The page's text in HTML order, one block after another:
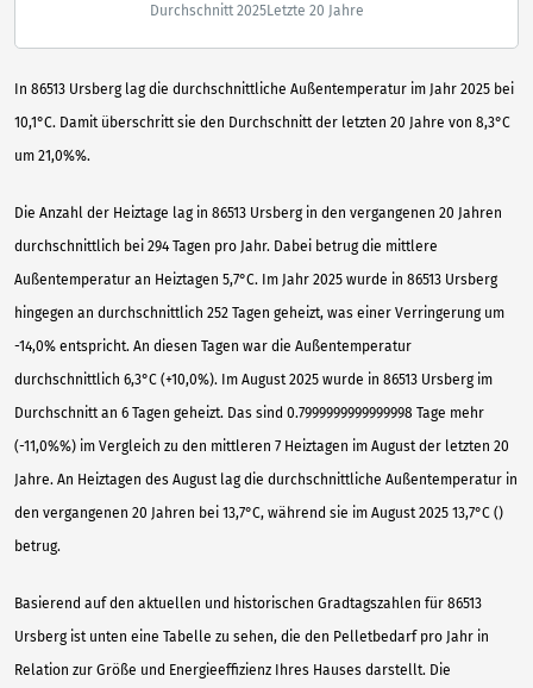
In 86513 Ursberg lag die durchschnittliche Außentemperatur im Jahr 2025 bei
10,1°C. Damit überschritt sie den Durchschnitt der letzten 20 Jahre von 8,3°C
um 21,0%%.
Die Anzahl der Heiztage lag in 86513 Ursberg in den vergangenen 20 Jahren
durchschnittlich bei 294 Tagen pro Jahr. Dabei betrug die mittlere
Außentemperatur an Heiztagen 5,7°C. Im Jahr 2025 wurde in 86513 Ursberg
hingegen an durchschnittlich 252 Tagen geheizt, was einer Verringerung um
-14,0% entspricht. An diesen Tagen war die Außentemperatur
durchschnittlich 6,3°C (+10,0%). Im August 2025 wurde in 86513 Ursberg im
Durchschnitt an 6 Tagen geheizt. Das sind 0.7999999999999998 Tage mehr
(-11,0%%) im Vergleich zu den mittleren 7 Heiztagen im August der letzten 20
Jahre. An Heiztagen des August lag die durchschnittliche Außentemperatur in
den vergangenen 20 Jahren bei 13,7°C, während sie im August 2025 13,7°C ()
betrug.
Basierend auf den aktuellen und historischen Gradtagszahlen für 86513
Ursberg ist unten eine Tabelle zu sehen, die den Pelletbedarf pro Jahr in
Relation zur Größe und Energieeffizienz Ihres Hauses darstellt. Die
Durchschnitt 2025Letzte 20 Jahre